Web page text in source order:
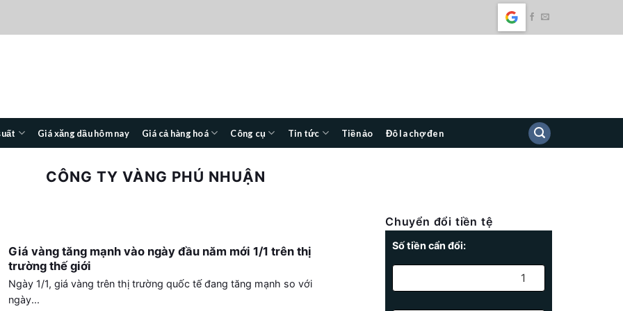
Giá xăng dầu hôm nay Giá cả hàng hoá Công cụ Tin tức Tiền ảo Đô la chợ đen
CÔNG TY VÀNG PHÚ NHUẬN
Giá vàng tăng mạnh vào ngày đầu năm mới 1/1 trên thị
trường thế giới
Ngày 1/1, giá vàng trên thị trường quốc tế đang tăng mạnh so với
ngày...
Chuyển đổi tiền tệ
Số tiền cẩn đổi: